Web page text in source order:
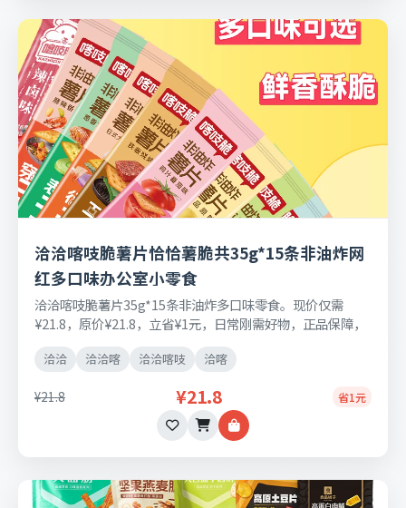
洽洽喀吱脆薯片恰恰薯脆共35g*15条非油炸网
红多口味办公室小零食
洽洽喀吱脆薯片35g*15条非油炸多口味零食。现价仅需
¥21.8，原价¥21.8，立省¥1元，日常刚需好物，正品保障，
洽洽 洽洽喀 洽洽喀吱 洽喀
¥21.8 ¥21.8 省1元